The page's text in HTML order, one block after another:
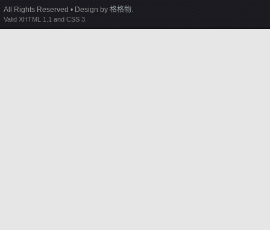
All Rights Reserved • Design by 格格物.
Valid XHTML 1.1 and CSS 3.